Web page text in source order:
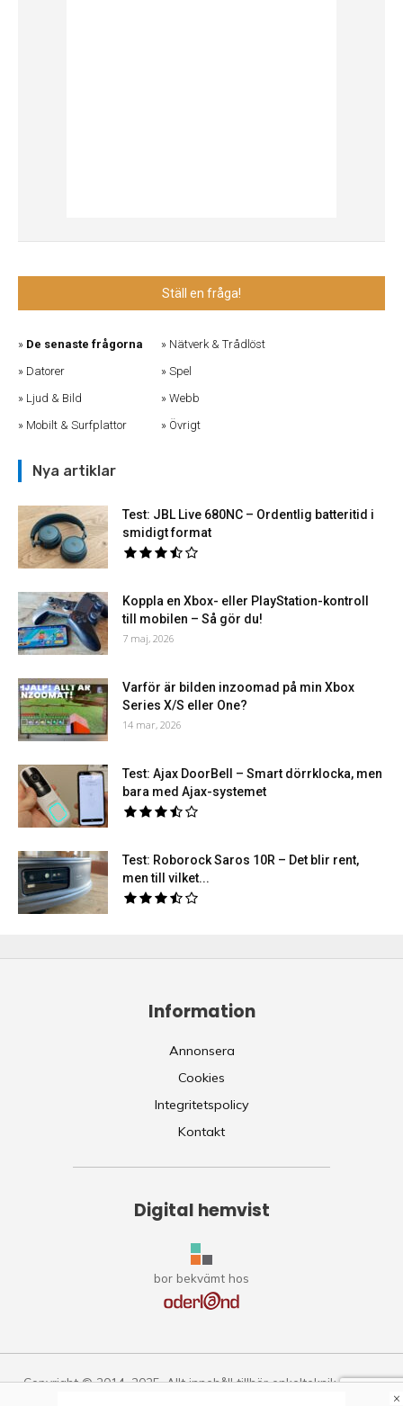
Ställ en fråga!
De senaste frågorna
Datorer
Ljud & Bild
Mobilt & Surfplattor
Nätverk & Trådlöst
Spel
Webb
Övrigt
Nya artiklar
Test: JBL Live 680NC – Ordentlig batteritid i
smidigt format
Koppla en Xbox- eller PlayStation-kontroll
till mobilen – Så gör du!
7 maj, 2026
Varför är bilden inzoomad på min Xbox
Series X/S eller One?
14 mar, 2026
Test: Ajax DoorBell – Smart dörrklocka, men
bara med Ajax-systemet
Test: Roborock Saros 10R – Det blir rent,
men till vilket...
Information
Annonsera
Cookies
Integritetspolicy
Kontakt
Digital hemvist
bor bekvämt hos
Copyright © 2014–2025. Allt innehåll tillhör enkelteknik.se.
×